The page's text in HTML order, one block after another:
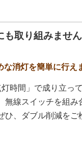
取り組みませ
な消灯を簡単に行え
時間」で成り立って
無線スイッチを組み
ひ、ダブル削減をご